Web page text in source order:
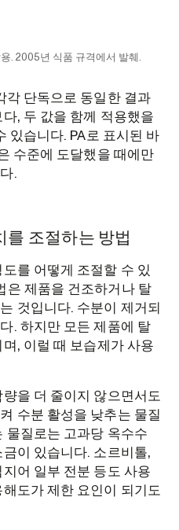
. 2005년 식품 규격에서 발췌.
각 단독으로 동일한 결과
, 두 값을 함께 적용했을
있습니다. PA로 표시된 바
수준에 도달했을 때에만
.
를 조절하는 방법
를 어떻게 조절할 수 있
은 제품을 건조하거나 탈
것입니다. 수분이 제거되
. 하지만 모든 제품에 탈
, 이럴 때 보습제가 사용
을 더 줄이지 않으면서도
수분 활성을 낮추는 물질
물질로는 고과당 옥수수
이 있습니다. 소르비톨,
어 일부 전분 등도 사용
도가 제한 요인이 되기도